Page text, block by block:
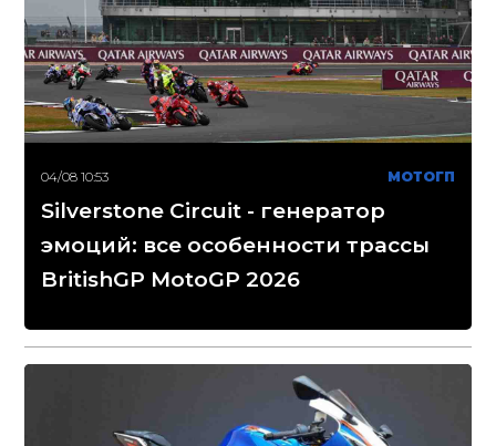
04/08 10:53 МОТОГП
Silverstone Circuit - генератор
эмоций: все особенности трассы
BritishGP MotoGP 2026